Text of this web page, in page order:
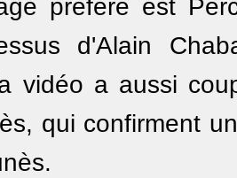
préféré est
d'Alain
vidéo a aussi
qui confirment